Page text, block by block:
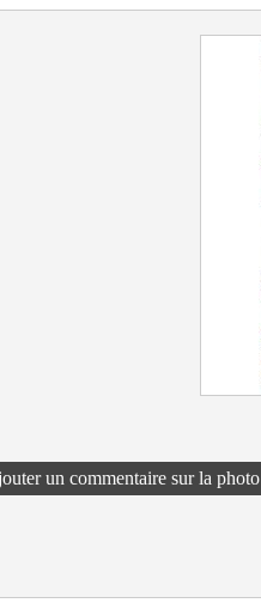
un commentaire sur la photo